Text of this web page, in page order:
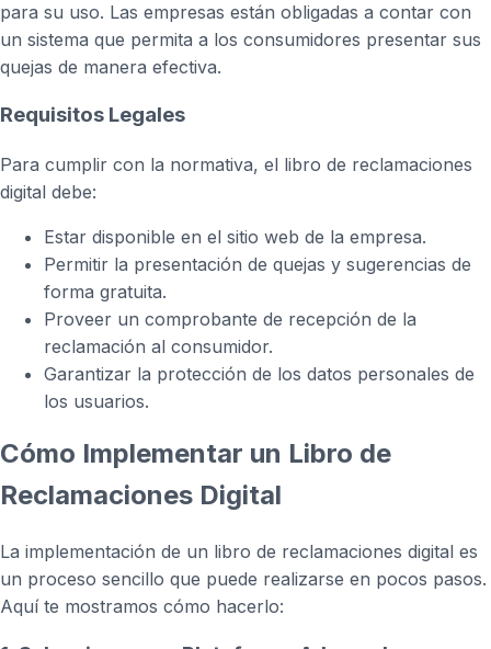
para su uso. Las empresas están obligadas a contar con
un sistema que permita a los consumidores presentar sus
quejas de manera efectiva.
Requisitos Legales
Para cumplir con la normativa, el libro de reclamaciones
digital debe:
Estar disponible en el sitio web de la empresa.
Permitir la presentación de quejas y sugerencias de
forma gratuita.
Proveer un comprobante de recepción de la
reclamación al consumidor.
Garantizar la protección de los datos personales de
los usuarios.
Cómo Implementar un Libro de
Reclamaciones Digital
La implementación de un libro de reclamaciones digital es
un proceso sencillo que puede realizarse en pocos pasos.
Aquí te mostramos cómo hacerlo: